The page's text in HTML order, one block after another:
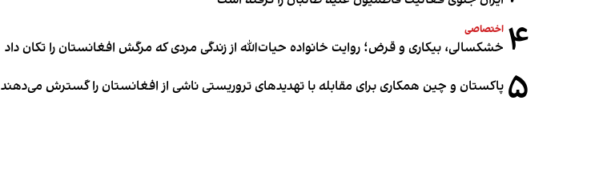
۴ اختصاصی
خشکسالی، بیکاری و قرض؛ روایت خانواده حیات‌الله از زندگی مردی که مرگش افغانستان را تکان داد
۵ پاکستان و چین همکاری برای مقابله با تهدیدهای تروریستی ناشی از افغانستان را گسترش می‌دهند